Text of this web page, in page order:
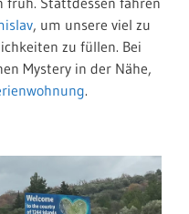
, um unsere viel zu
zu füllen. Bei
Mystery in der Nähe,
.